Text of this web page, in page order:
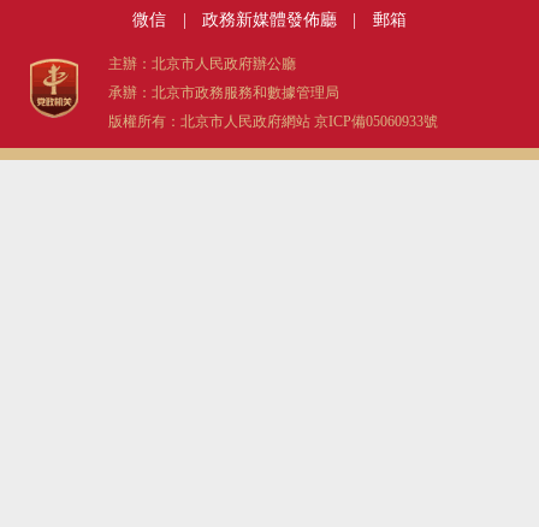
微信 政務新媒體發佈廳 郵箱
主辦：北京市人民政府辦公廳
承辦：北京市政務服務和數據管理局
版權所有：北京市人民政府網站 京ICP備05060933號